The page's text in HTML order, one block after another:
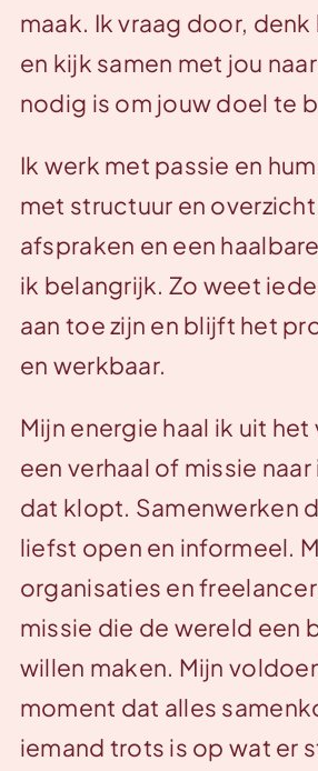
maak. Ik vraag door,
en kijk samen met jou
nodig is om jouw doel te
Ik werk met passie en
met structuur en
afspraken en een
ik belangrijk. Zo weet
aan toe zijn en blijft het
en werkbaar.
Mijn energie haal ik uit het
een verhaal of missie
dat klopt. Samenwerken
liefst open en informeel.
organisaties en
missie die de wereld een
willen maken. Mijn
moment dat alles
iemand trots is op wat er